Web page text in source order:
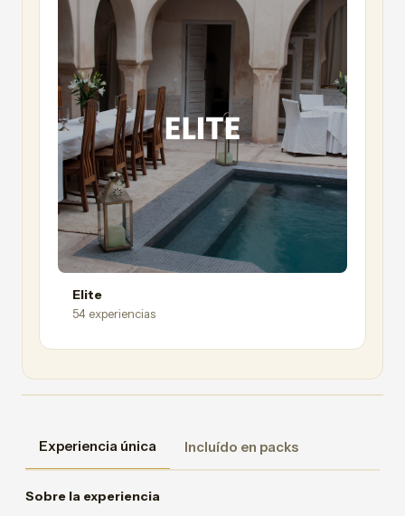
Elite
54 experiencias
Experiencia única Incluído en packs
Sobre la experiencia